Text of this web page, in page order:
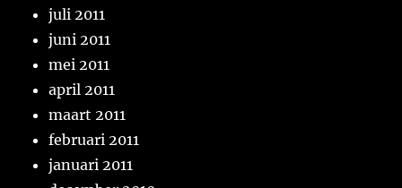
juli 2011
juni 2011
mei 2011
april 2011
maart 2011
februari 2011
januari 2011